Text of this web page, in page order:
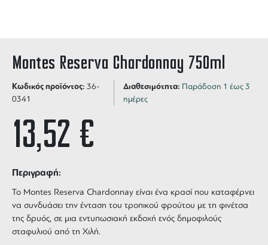
Montes Reserva Chardonnay 750ml
Κωδικός προϊόντος: 36-
0341
Διαθεσιμότητα: Παράδοση 1 έως 3
ημέρες
13,52 €
Περιγραφή:
Το Montes Reserva Chardonnay είναι ένα κρασί που καταφέρνει
να συνδυάσει την ένταση του τροπικού φρούτου με τη φινέτσα
της δρυός, σε μια εντυπωσιακή εκδοχή ενός δημοφιλούς
σταφυλιού από τη Χιλή.